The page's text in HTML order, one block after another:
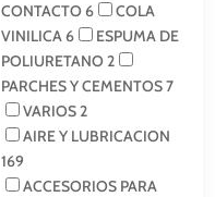
CONTACTO6
COLA
VINILICA6
ESPUMA DE
POLIURETANO2
PARCHES Y CEMENTOS7
VARIOS2
AIRE Y LUBRICACION
169
ACCESORIOS PARA